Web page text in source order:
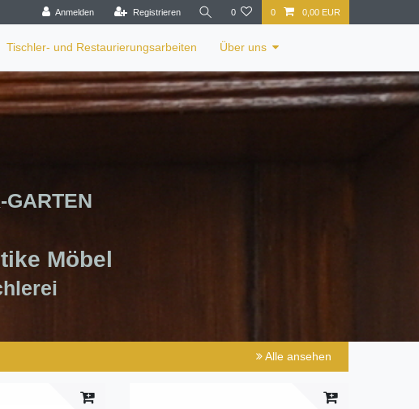
Anmelden Registrieren 0 0 0,00 EUR
Tischler- und Restaurierungsarbeiten Über uns
GARTEN
Möbel
Alle ansehen